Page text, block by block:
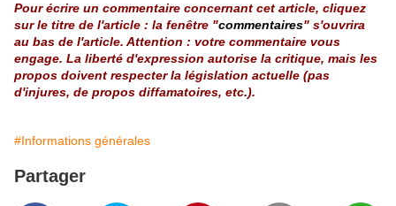
Pour écrire un commentaire concernant cet article, cliquez
sur le titre de l'article : la fenêtre "commentaires" s'ouvrira
au bas de l'article. Attention : votre commentaire vous
engage. La liberté d'expression autorise la critique, mais les
propos doivent respecter la législation actuelle (pas
d'injures, de propos diffamatoires, etc.).
#Informations générales
Partager